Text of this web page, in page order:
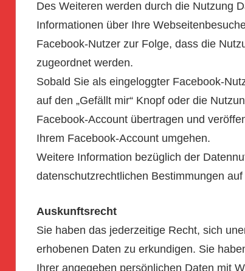
Des Weiteren werden durch die Nutzung
Informationen über Ihre
Facebook-Nutzer zur Folge, dass die
zugeordnet werden.
Sobald Sie als eingeloggter Facebook-
auf den „Gefällt mir“ Knopf oder die
Facebook-Account übertragen und
Ihrem Facebook-Account umgehen.
Weitere Information bezüglich der
datenschutzrechtlichen Bestimmungen
Auskunftsrecht
Sie haben das jederzeitige Recht, sich
erhobenen Daten zu erkundigen. Sie
Ihrer angegeben persönlichen Daten mit